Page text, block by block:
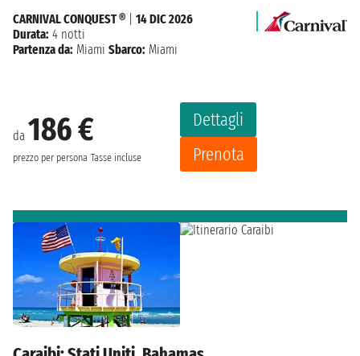
da 186 €
prezzo per persona Tasse incluse
Dettagli
Prenota
CARNIVAL CONQUEST ®
14 DIC 2026
Durata: 4 notti
Partenza da: Miami Sbarco: Miami